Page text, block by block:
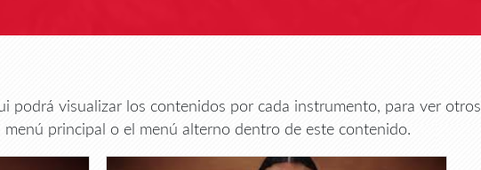
podrá visualizar los contenidos por cada instrumento, para ver otros
principal o el menú alterno dentro de este contenido.